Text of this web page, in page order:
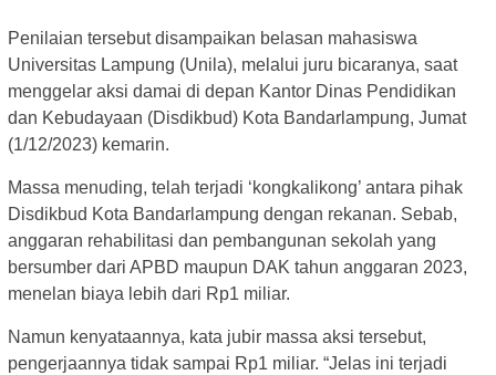
Penilaian tersebut disampaikan belasan mahasiswa
Universitas Lampung (Unila), melalui juru bicaranya, saat
menggelar aksi damai di depan Kantor Dinas Pendidikan
dan Kebudayaan (Disdikbud) Kota Bandarlampung, Jumat
(1/12/2023) kemarin.
Massa menuding, telah terjadi ‘kongkalikong’ antara pihak
Disdikbud Kota Bandarlampung dengan rekanan. Sebab,
anggaran rehabilitasi dan pembangunan sekolah yang
bersumber dari APBD maupun DAK tahun anggaran 2023,
menelan biaya lebih dari Rp1 miliar.
Namun kenyataannya, kata jubir massa aksi tersebut,
pengerjaannya tidak sampai Rp1 miliar. “Jelas ini terjadi